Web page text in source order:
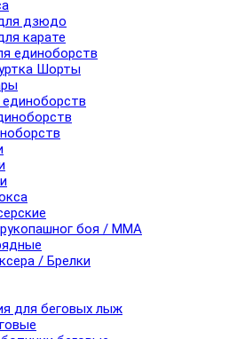
дзюдо
карате
единоборств
Шорты
боя / ММА
/ Брелки
для беговых лыж